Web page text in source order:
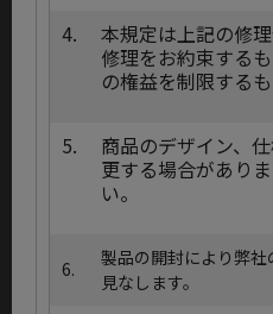
4.
本規定は上記の修
修理をお約束する
の権益を制限する
5.
商品のデザイン、
更する場合があり
い。
6.
製品の開封により弊
見なします。